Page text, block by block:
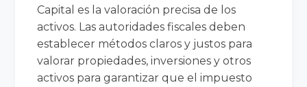
Capital es la valoración precisa de los
activos. Las autoridades fiscales deben
establecer métodos claros y justos para
valorar propiedades, inversiones y otros
activos para garantizar que el impuesto